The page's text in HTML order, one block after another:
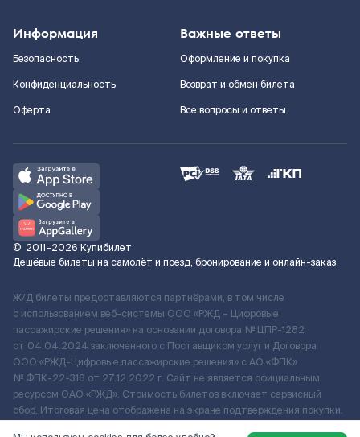
Информация
Безопасность
Конфиденциальность
Оферта
Важные ответы
Оформление и покупка
Возврат и обмен билета
Все вопросы и ответы
© 2011–2026 Купибилет
Дешёвые билеты на самолёт и поезд, бронирование и онлайн-заказ
Ж/Д билеты предоставляются партнёрами, в том числе
с использованием веб-системы ООО «РЖД – Цифровые
пассажирские решения» на основании договора № ЦПР-1282
от 04.04.2024 заключенного с Поставщиком услуг и Договора
ООО «РЖД-Цифровые пассажирские решения» c АО «ФПК»
№ ФПК-22-316 от 27.12.2022 г. Сайт не является официальным
ресурсом ОАО «РЖД». Стоимость билетов включает сервисный
сбор. Итоговая цена отображена на экране подтверждения покупки.